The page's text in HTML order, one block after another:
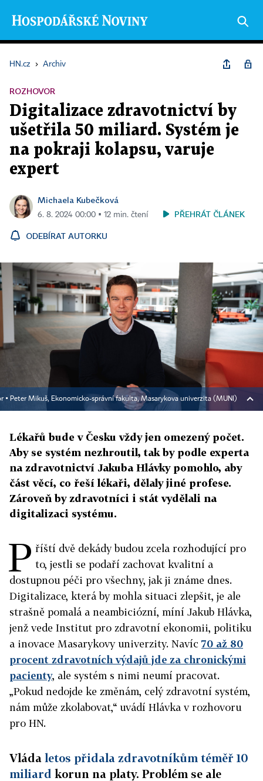
HN.cz › Archiv
ROZHOVOR
Digitalizace zdravotnictví by
ušetřila 50 miliard. Systém je
na pokraji kolapsu, varuje
expert
Michaela Kubečková
6. 8. 2024 00:00 ▪ 12 min. čtení PŘEHRÁT ČLÁNEK
ODEBÍRAT AUTORKU
▪ Peter Mikuš, Ekonomicko-správní fakulta, Masarykova univerzita (MUNI)
Lékařů bude v Česku vždy jen omezený počet.
Aby se systém nezhroutil, tak by podle experta
na zdravotnictví Jakuba Hlávky pomohlo, aby
část věcí, co řeší lékaři, dělaly jiné profese.
Zároveň by zdravotníci i stát vydělali na
digitalizaci systému.
P říští dvě dekády budou zcela rozhodující pro
to, jestli se podaří zachovat kvalitní a
dostupnou péči pro všechny, jak ji známe dnes.
Digitalizace, která by mohla situaci zlepšit, je ale
strašně pomalá a neambiciózní, míní Jakub Hlávka,
jenž vede Institut pro zdravotní ekonomii, politiku
a inovace Masarykovy univerzity. Navíc 70 až 80
procent zdravotních výdajů jde za chronickými
pacienty, ale systém s nimi neumí pracovat.
„Pokud nedojde ke změnám, celý zdravotní systém,
nám může zkolabovat,“ uvádí Hlávka v rozhovoru
pro HN.
Vláda letos přidala zdravotníkům téměř 10
miliard korun na platy. Problém se ale